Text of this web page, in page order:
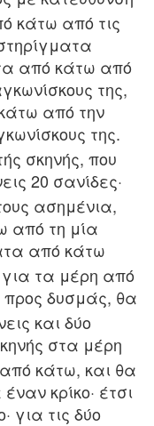
κάτω από τις
από κάτω από
της,
από την
της.
σκηνής, που
20 σανίδες·
ασημένια,
από τη μία
από κάτω
για τα μέρη από
προς δυσμάς, θα
και δύο
στα μέρη
κάτω, και θα
κρίκο· έτσι
για τις δύο